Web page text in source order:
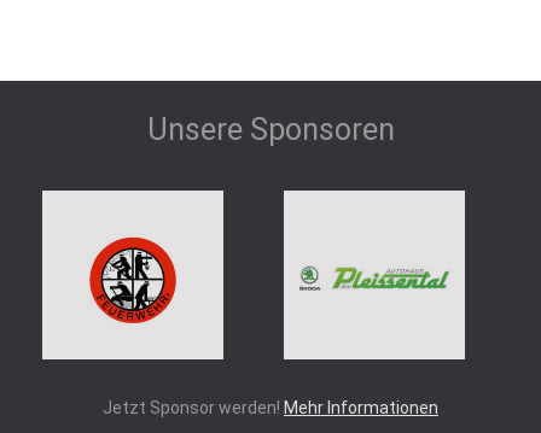
Unsere Sponsoren
Jetzt Sponsor werden! Mehr Informationen